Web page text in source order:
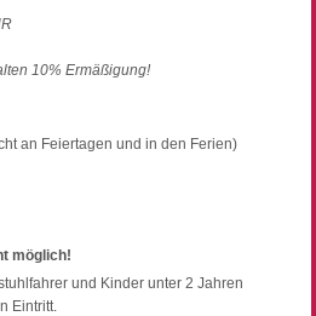
10% Ermäßigung!
an Feiertagen und in den Ferien)
möglich!
und Kinder unter 2 Jahren
Eintritt.